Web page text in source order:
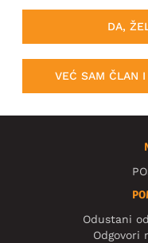
DA,
VEĆ SAM ČLAN
Odustani
Odgovori